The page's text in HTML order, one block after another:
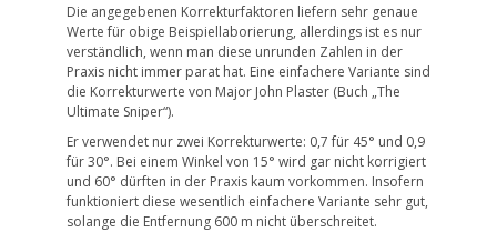
Die angegebenen Korrekturfaktoren liefern sehr genaue
Werte für obige Beispiellaborierung, allerdings ist es nur
verständlich, wenn man diese unrunden Zahlen in der
Praxis nicht immer parat hat. Eine einfachere Variante sind
die Korrekturwerte von Major John Plaster (Buch „The
Ultimate Sniper“).
Er verwendet nur zwei Korrekturwerte: 0,7 für 45° und 0,9
für 30°. Bei einem Winkel von 15° wird gar nicht korrigiert
und 60° dürften in der Praxis kaum vorkommen. Insofern
funktioniert diese wesentlich einfachere Variante sehr gut,
solange die Entfernung 600 m nicht überschreitet.